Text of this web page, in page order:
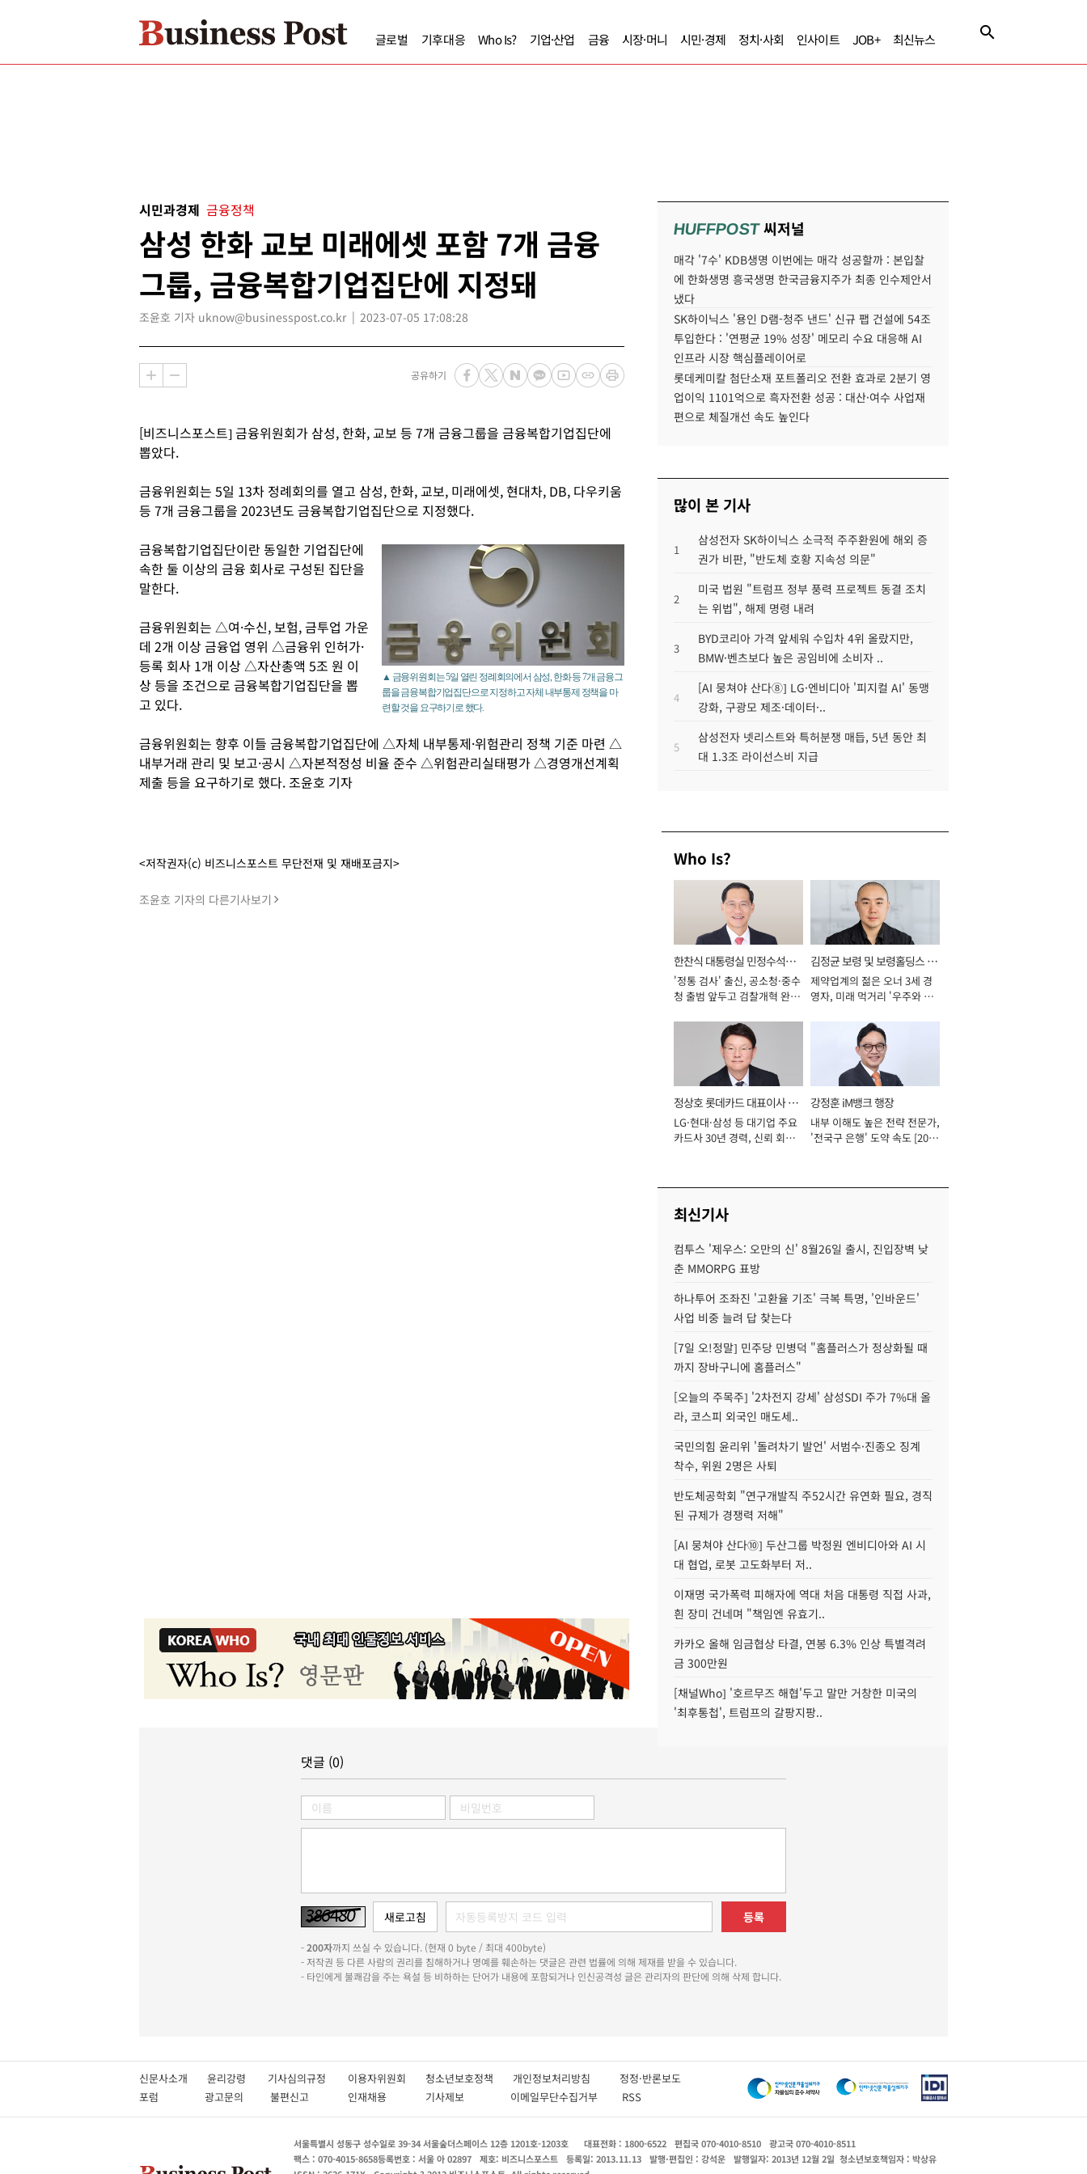
글로벌 기후대응 Who Is? 기업·산업 금융 시장·머니 시민·경제 정치·사회 인사이트 JOB+ 최신뉴스
시민과경제 금융정책
삼성 한화 교보 미래에셋 포함 7개 금융
그룹, 금융복합기업집단에 지정돼
조윤호 기자 uknow@businesspost.co.kr 2023-07-05 17:08:28
공유하기
[비즈니스포스트] 금융위원회가 삼성, 한화, 교보 등 7개 금융그룹을 금융복합기업집단에
뽑았다.
금융위원회는 5일 13차 정례회의를 열고 삼성, 한화, 교보, 미래에셋, 현대차, DB, 다우키움
등 7개 금융그룹을 2023년도 금융복합기업집단으로 지정했다.
▲ 금융위원회는 5일 열린 정례회의에서 삼성, 한화 등 7개 금융그
룹을 금융복합기업집단으로 지정하고 자체 내부통제 정책을 마
련할 것을 요구하기로 했다.
금융복합기업집단이란 동일한 기업집단에
속한 둘 이상의 금융 회사로 구성된 집단을
말한다.
금융위원회는 △여·수신, 보험, 금투업 가운
데 2개 이상 금융업 영위 △금융위 인허가·
등록 회사 1개 이상 △자산총액 5조 원 이
상 등을 조건으로 금융복합기업집단을 뽑
고 있다.
금융위원회는 향후 이들 금융복합기업집단에 △자체 내부통제·위험관리 정책 기준 마련 △
내부거래 관리 및 보고·공시 △자본적정성 비율 준수 △위험관리실태평가 △경영개선계획
제출 등을 요구하기로 했다. 조윤호 기자
<저작권자(c) 비즈니스포스트 무단전재 및 재배포금지>
조윤호 기자의 다른기사보기
HUFFPOST씨저널
매각 '7수' KDB생명 이번에는 매각 성공할까 : 본입찰
에 한화생명 흥국생명 한국금융지주가 최종 인수제안서
냈다
SK하이닉스 '용인 D램-청주 낸드' 신규 팹 건설에 54조
투입한다 : '연평균 19% 성장' 메모리 수요 대응해 AI
인프라 시장 핵심플레이어로
롯데케미칼 첨단소재 포트폴리오 전환 효과로 2분기 영
업이익 1101억으로 흑자전환 성공 : 대산·여수 사업재
편으로 체질개선 속도 높인다
많이 본 기사
1
삼성전자 SK하이닉스 소극적 주주환원에 해외 증
권가 비판, "반도체 호황 지속성 의문"
2
미국 법원 "트럼프 정부 풍력 프로젝트 동결 조치
는 위법", 해제 명령 내려
3
BYD코리아 가격 앞세워 수입차 4위 올랐지만,
BMW·벤츠보다 높은 공임비에 소비자 ..
4
[AI 뭉쳐야 산다⑧] LG·엔비디아 '피지컬 AI' 동맹
강화, 구광모 제조·데이터·..
5
삼성전자 넷리스트와 특허분쟁 매듭, 5년 동안 최
대 1.3조 라이선스비 지급
Who Is?
한찬식 대통령실 민정수석비
서관
'정통 검사' 출신, 공소청·중수
청 출범 앞두고 검찰개혁 완수
김정균 보령 및 보령홀딩스 대
표이사 사장
제약업계의 젊은 오너 3세 경
영자, 미래 먹거리 '우주와 헬
정상호 롯데카드 대표이사 사
장
LG·현대·삼성 등 대기업 주요
카드사 30년 경력, 신뢰 회복
강정훈 iM뱅크 행장
내부 이해도 높은 전략 전문가,
'전국구 은행' 도약 속도 [2026
최신기사
컴투스 '제우스: 오만의 신' 8월26일 출시, 진입장벽 낮
춘 MMORPG 표방
하나투어 조좌진 '고환율 기조' 극복 특명, '인바운드'
사업 비중 늘려 답 찾는다
[7일 오!정말] 민주당 민병덕 "홈플러스가 정상화될 때
까지 장바구니에 홈플러스"
[오늘의 주목주] '2차전지 강세' 삼성SDI 주가 7%대 올
라, 코스피 외국인 매도세..
국민의힘 윤리위 '돌려차기 발언' 서범수·진종오 징계
착수, 위원 2명은 사퇴
반도체공학회 "연구개발직 주52시간 유연화 필요, 경직
된 규제가 경쟁력 저해"
[AI 뭉쳐야 산다⑩] 두산그룹 박정원 엔비디아와 AI 시
대 협업, 로봇 고도화부터 저..
이재명 국가폭력 피해자에 역대 처음 대통령 직접 사과,
흰 장미 건네며 "책임엔 유효기..
카카오 올해 임금협상 타결, 연봉 6.3% 인상 특별격려
금 300만원
[채널Who] '호르무즈 해협'두고 말만 거창한 미국의
'최후통첩', 트럼프의 갈팡지팡..
댓글 (0)
등록
-200자까지 쓰실 수 있습니다. (현재 0 byte / 최대 400byte)
- 저작권 등 다른 사람의 권리를 침해하거나 명예를 훼손하는 댓글은 관련 법률에 의해 제재를 받을 수 있습니다.
- 타인에게 불쾌감을 주는 욕설 등 비하하는 단어가 내용에 포함되거나 인신공격성 글은 관리자의 판단에 의해 삭제 합니다.
신문사소개 윤리강령 기사심의규정 이용자위원회 청소년보호정책 개인정보처리방침 정정·반론보도
포럼
광고문의 불편신고 인재채용 기사제보 이메일무단수집거부 RSS
서울특별시 성동구 성수일로 39-34 서울숲더스페이스 12층 1201호-1203호 대표전화 : 1800-6522 편집국 070-4010-8510
광고국 070-4010-8511
팩스 : 070-4015-8658등록번호 : 서울 아 02897 제호: 비즈니스포스트 등록일: 2013.11.13 발행·편집인 : 강석운 발행일자: 2013년 12월 2일 청소년보호책임자 : 박상유